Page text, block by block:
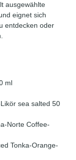
ausgewählte
eignet sich
entdecken oder
ml
sea salted 50
Norte Coffee-
Tonka-Orange-